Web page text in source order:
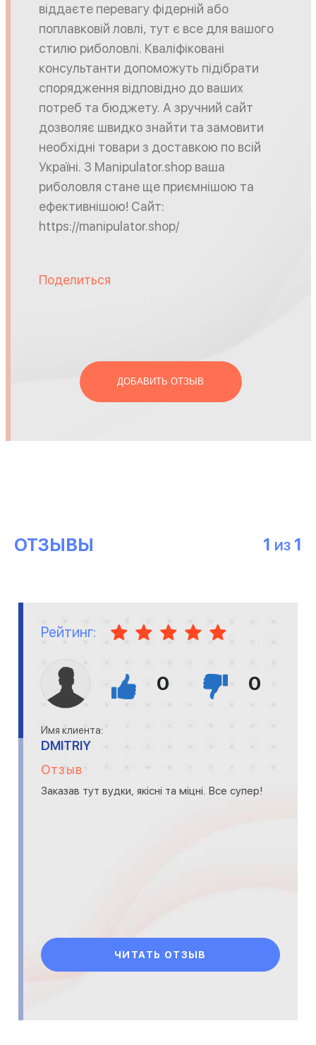
віддаєте перевагу фідерній або
поплавковій ловлі, тут є все для вашого
стилю риболовлі. Кваліфіковані
консультанти допоможуть підібрати
спорядження відповідно до ваших
потреб та бюджету. А зручний сайт
дозволяє швидко знайти та замовити
необхідні товари з доставкою по всій
Україні. З Manipulator.shop ваша
риболовля стане ще приємнішою та
ефективнішою! Сайт:
https://manipulator.shop/
Поделиться
ДОБАВИТЬ ОТЗЫВ
ОТЗЫВЫ 1 ИЗ 1
Рейтинг:
0 0
Имя клиента:
DMITRIY
Отзыв
Заказав тут вудки, якісні та міцні. Все супер!
ЧИТАТЬ ОТЗЫВ